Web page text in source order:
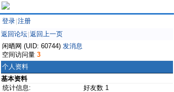
登录 注册
返回论坛 返回上一页
闲晒网 (UID: 60744) 发消息
空间访问量 3
个人资料
基本资料
统计信息:
好友数 1